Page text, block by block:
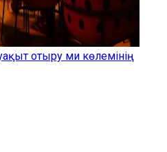
отыру ми көлемінің